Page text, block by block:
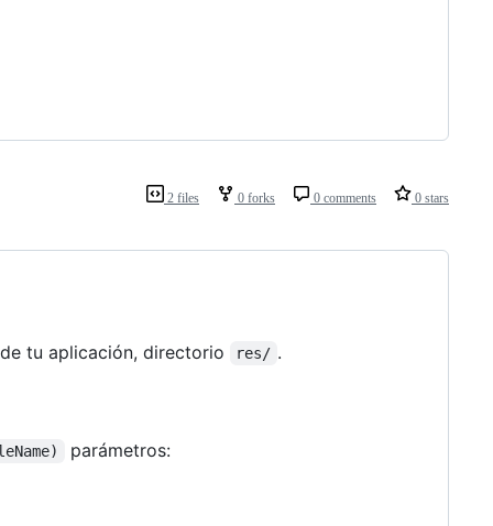
2 files 0 forks 0 comments 0 stars
tu aplicación, directorio
res/ .
parámetros: